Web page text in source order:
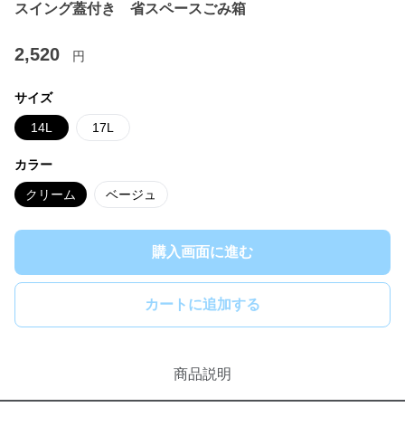
スイング蓋付き 省スペースごみ箱
2,520 円
サイズ
14L 17L
カラー
クリーム ベージュ
購入画面に進む
カートに追加する
商品説明